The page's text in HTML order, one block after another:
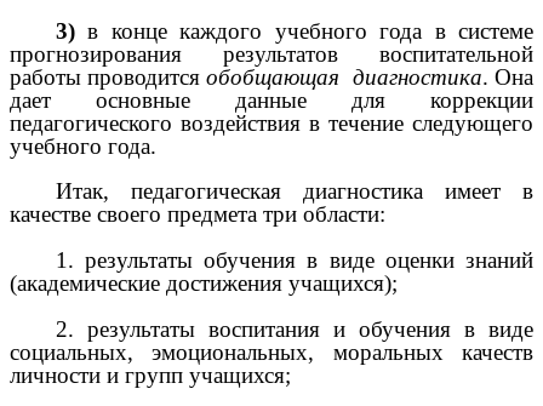
3)в конце каждого учебного года в системе
прогнозирования результатов воспитательной
работы проводитсяобобщающая диагностика. Она
дает основные данные для коррекции
педагогического воздействия в течение следующего
учебного года.
Итак, педагогическая диагностика имеет в
качестве своего предмета три области:
1. результаты обучения в виде оценки знаний
(академические достижения учащихся);
2. результаты воспитания и обучения в виде
социальных, эмоциональных, моральных качеств
личности и групп учащихся;